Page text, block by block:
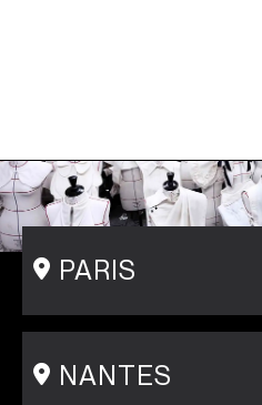
PARIS
15 rue Gambey - 75011
+33 1 86 47 29 92
NANTES